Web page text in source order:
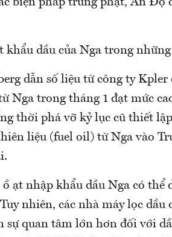
biện pháp trừng phạt, Ấn Độ
khẩu dầu của Nga trong
dẫn số liệu từ công ty
Nga trong tháng 1 đạt mức
thời phá vỡ kỷ lục cũ thiết
liệu (fuel oil) từ Nga vào
ạt nhập khẩu dầu Nga có thể
nhiên, các nhà máy lọc dầu
sự quan tâm lớn hơn đối với